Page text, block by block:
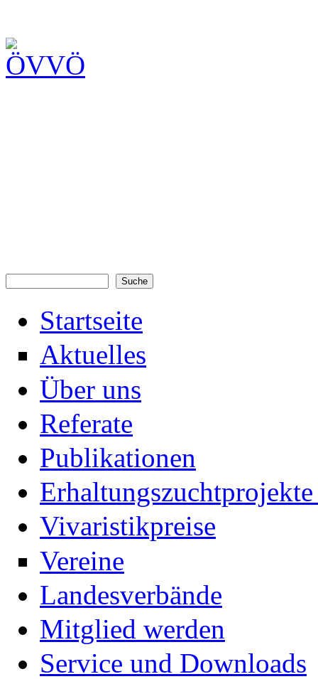
Startseite
Aktuelles
Über uns
Referate
Publikationen
Vivaristikpreise
Vereine
Landesverbände
Mitglied werden
Service und Downloads